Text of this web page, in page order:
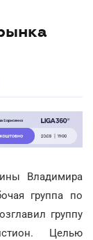
Владимира
группа по
группу
Целью